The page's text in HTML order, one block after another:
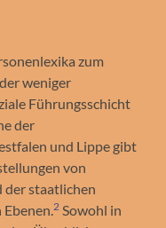
zum
weniger
Führungsschicht
der
und Lippe gibt
von
der staatlichen
2 Sowohl in